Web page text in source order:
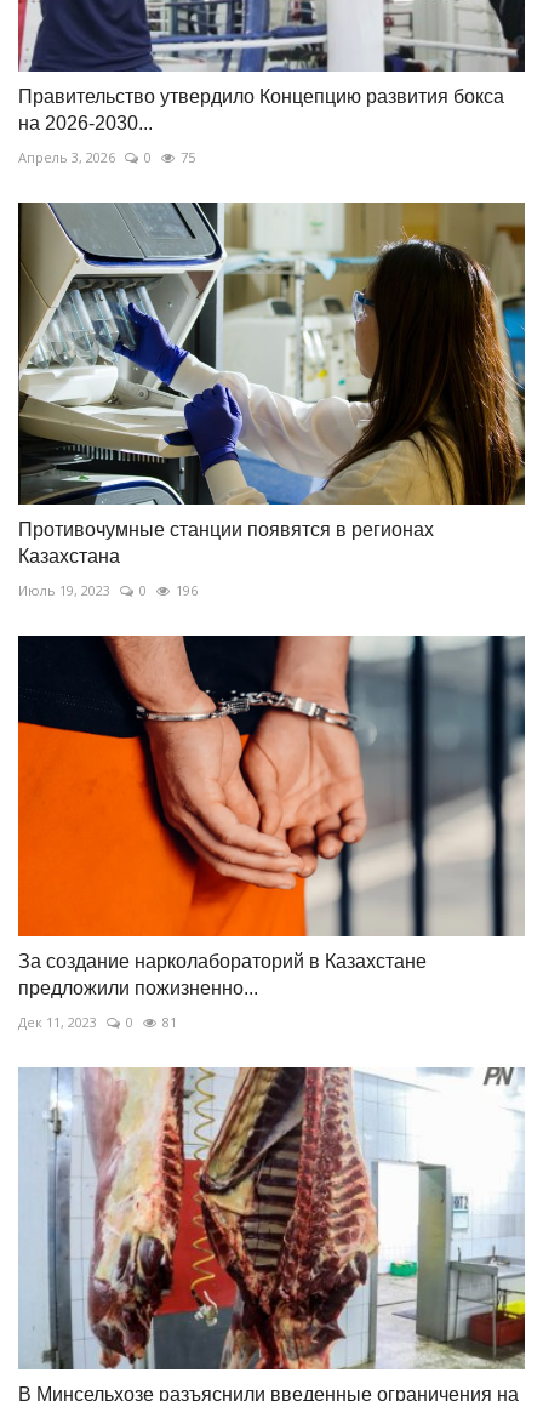
Правительство утвердило Концепцию развития бокса
на 2026-2030...
Апрель 3, 2026 0 75
Противочумные станции появятся в регионах
Казахстана
Июль 19, 2023 0 196
За создание нарколабораторий в Казахстане
предложили пожизненно...
Дек 11, 2023 0 81
В Минсельхозе разъяснили введенные ограничения на